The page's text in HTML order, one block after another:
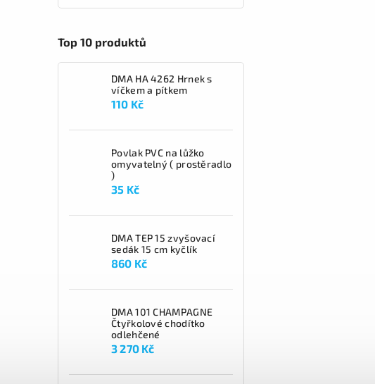
Top 10 produktů
DMA HA 4262 Hrnek s
víčkem a pítkem
110 Kč
Povlak PVC na lůžko
omyvatelný ( prostěradlo
)
35 Kč
DMA TEP 15 zvyšovací
sedák 15 cm kyčlík
860 Kč
DMA 101 CHAMPAGNE
Čtyřkolové chodítko
odlehčené
3 270 Kč